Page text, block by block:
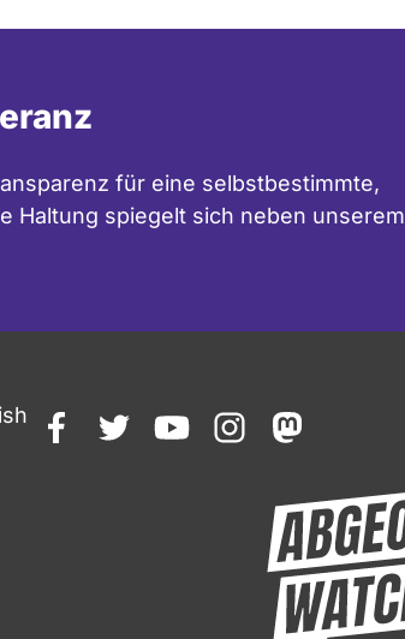
für eine selbstbestimmte,
Haltung spiegelt sich neben unserem
facebooktwitteryoutubeinstagrammastodon